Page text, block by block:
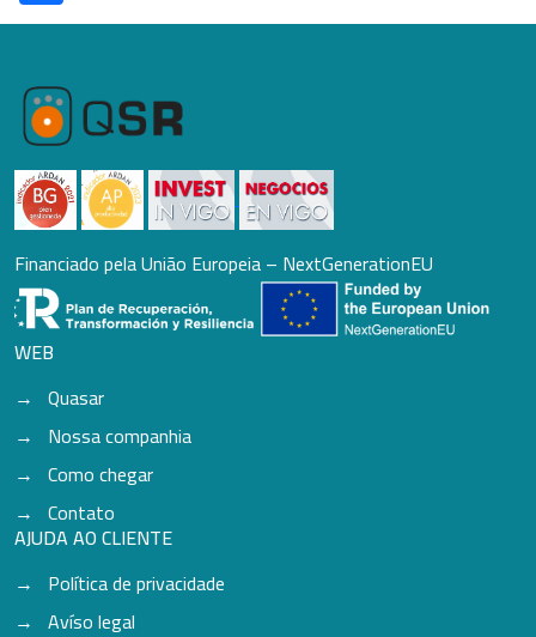
Financiado pela União Europeia – NextGenerationEU
WEB
Quasar
Nossa companhia
Como chegar
Contato
AJUDA AO CLIENTE
Política de privacidade
Avíso legal